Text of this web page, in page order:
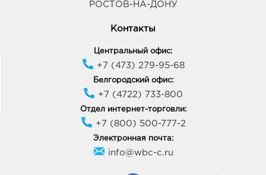
РОСТОВ-НА-ДОНУ
Контакты
Центральный офис:
+7 (473) 279-95-68
Белгородский офис:
+7 (4722) 733-800
Отдел интернет-торговли:
+7 (800) 500-777-2
Электронная почта:
info@wbc-c.ru